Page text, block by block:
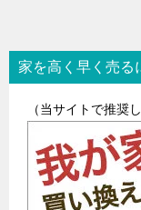
家を高く早く売る
（当サイトで推奨